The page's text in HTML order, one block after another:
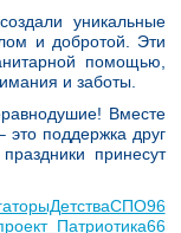
уникальные
и добротой. Эти
помощью,
и заботы.
Вместе
поддержка друг
принесут